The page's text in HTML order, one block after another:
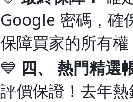
Google 密碼，確
保障買家的所有
💙 四、 熱門精選
評價保證！去年